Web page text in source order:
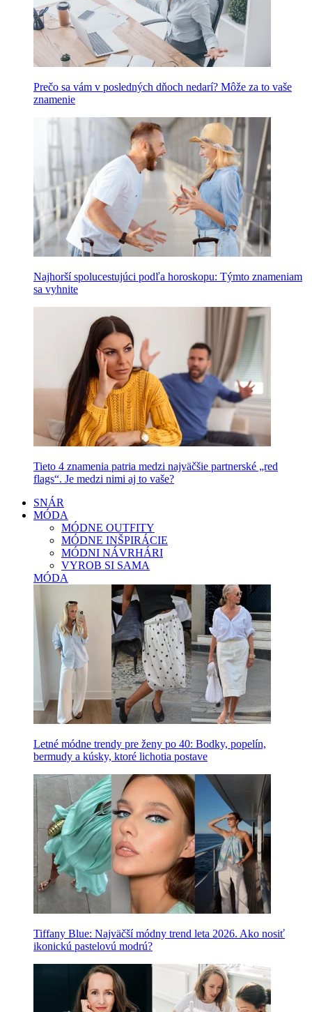
Prečo sa vám v posledných dňoch nedarí? Môže za to vaše
znamenie
Najhorší spolucestujúci podľa horoskopu: Týmto znameniam
sa vyhnite
Tieto 4 znamenia patria medzi najväčšie partnerské „red
flags“. Je medzi nimi aj to vaše?
SNÁR
MÓDA
MÓDNE OUTFITY
MÓDNE INŠPIRÁCIE
MÓDNI NÁVRHÁRI
VYROB SI SAMA
MÓDA
Letné módne trendy pre ženy po 40: Bodky, popelín,
bermudy a kúsky, ktoré lichotia postave
Tiffany Blue: Najväčší módny trend leta 2026. Ako nosiť
ikonickú pastelovú modrú?